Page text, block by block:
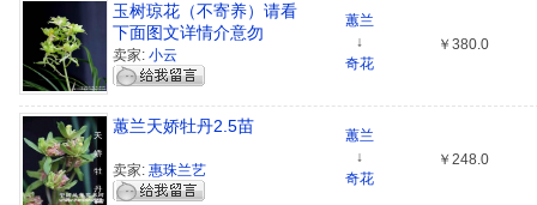
玉树琼花（不寄养）请看
下面图文详情介意勿
拍！！！
卖家: 小云
蕙兰
↓
奇花
￥380.0
蕙兰天娇牡丹2.5苗
卖家: 惠珠兰艺
蕙兰
↓
奇花
￥248.0